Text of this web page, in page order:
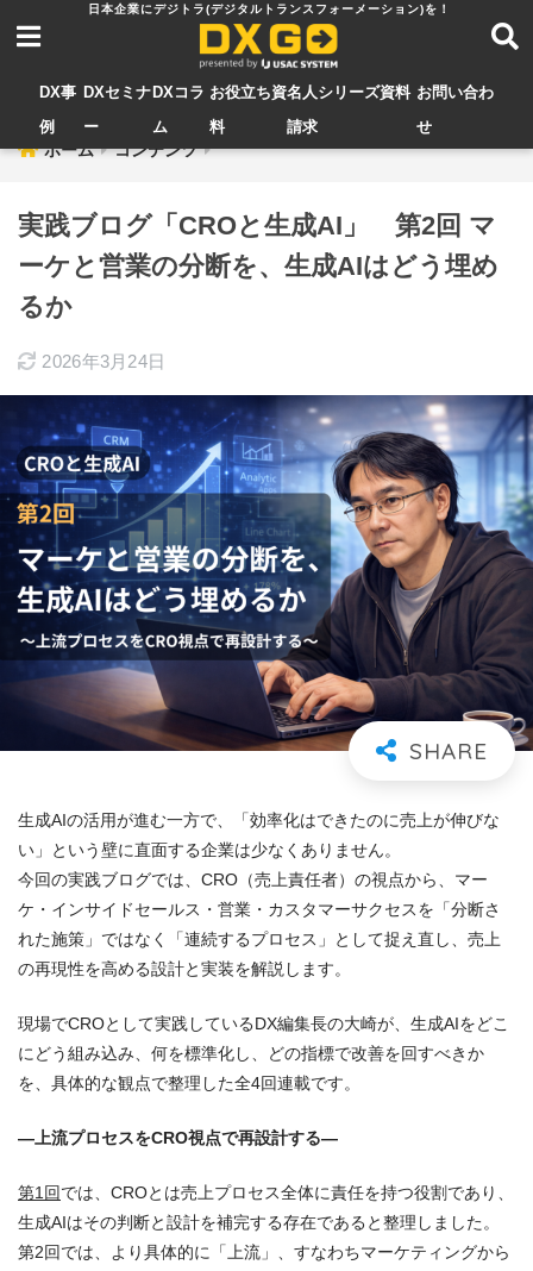
DX事
例
DXセミナ
ー
DXコラ
ム
お役立ち資
料
名人シリーズ資料
請求
お問い合わ
せ
ホーム コンテンツ
実践ブログ「CROと生成AI」 第2回 マ
ーケと営業の分断を、生成AIはどう埋め
るか
2026年3月24日
生成AIの活用が進む一方で、「効率化はできたのに売上が伸びな
い」という壁に直面する企業は少なくありません。
今回の実践ブログでは、CRO（売上責任者）の視点から、マー
ケ・インサイドセールス・営業・カスタマーサクセスを「分断さ
れた施策」ではなく「連続するプロセス」として捉え直し、売上
の再現性を高める設計と実装を解説します。
現場でCROとして実践しているDX編集長の大崎が、生成AIをどこ
にどう組み込み、何を標準化し、どの指標で改善を回すべきか
を、具体的な観点で整理した全4回連載です。
―上流プロセスをCRO視点で再設計する―
第1回では、CROとは売上プロセス全体に責任を持つ役割であり、
生成AIはその判断と設計を補完する存在であると整理しました。
第2回では、より具体的に「上流」、すなわちマーケティングから